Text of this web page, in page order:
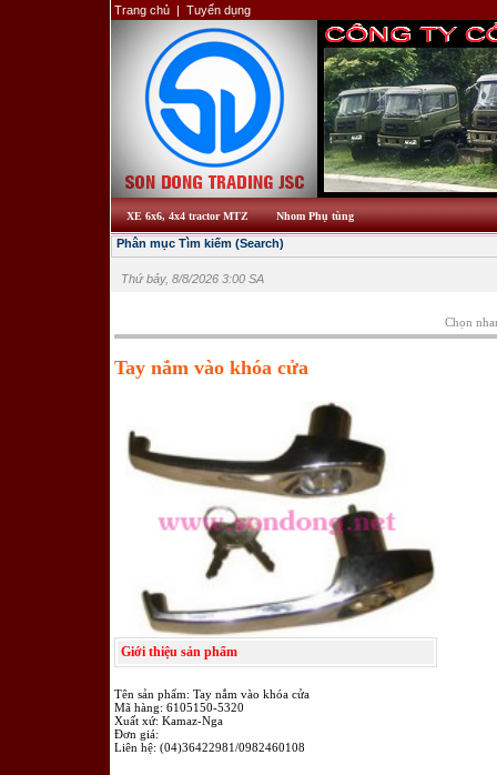
Trang chủ | Tuyển dụng
XE 6x6, 4x4 tractor MTZ Nhom Phụ tùng
Phân mục Tìm kiếm (Search)
Thứ bảy, 8/8/2026 3:00 SA
Chọn
Tay nắm vào khóa cửa
Giới thiệu sản phẩm
Tên sản phẩm: Tay nắm vào khóa cửa
Mã hàng: 6105150-5320
Xuất xứ: Kamaz-Nga
Đơn giá:
Liên hệ: (04)36422981/0982460108